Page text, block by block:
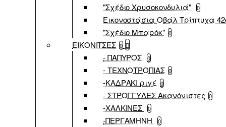
"Σχέδιο Χρυσοκονδυλιά" 0
Εικονοστάσια Οβάλ Τρίπτυχα
"Σχέδιο Μπαρόκ" 0
ΕΙΚΟΝΙΤΣΕΣ 0
- ΠΑΠΥΡΟΣ 0
- ΤΕΧΝΟΤΡΟΠΙΑΣ 0
-ΚΑΔΡΑΚΙ ριγέ 0
- ΣΤΡΟΓΓΥΛΕΣ Ακανόνιστες 0
-ΧΑΛΚΙΝΕΣ 0
-ΠΕΡΓΑΜΗΝΗ 0